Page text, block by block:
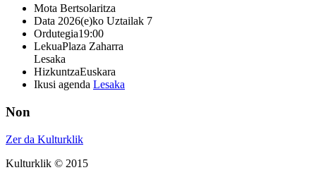
Mota Bertsolaritza
Data 2026(e)ko Uztailak 7
Ordutegia19:00
LekuaPlaza Zaharra
Lesaka
HizkuntzaEuskara
Ikusi agenda Lesaka
Non
Zer da Kulturklik
Kulturklik © 2015